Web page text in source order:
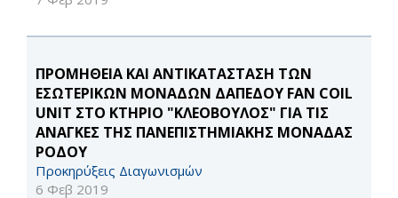
ΠΡΟΜΗΘΕΙΑ ΚΑΙ ΑΝΤΙΚΑΤΑΣΤΑΣΗ ΤΩΝ
ΕΣΩΤΕΡΙΚΩΝ ΜΟΝΑΔΩΝ ΔΑΠΕΔΟΥ FAN COIL
UNIT ΣΤΟ ΚΤΗΡΙΟ "ΚΛΕΟΒΟΥΛΟΣ" ΓΙΑ ΤΙΣ
ΑΝΑΓΚΕΣ ΤΗΣ ΠΑΝΕΠΙΣΤΗΜΙΑΚΗΣ ΜΟΝΑΔΑΣ
ΡΟΔΟΥ
Προκηρύξεις Διαγωνισμών
6 Φεβ 2019